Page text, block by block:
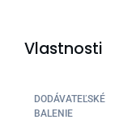
Vlastnosti
DODÁVATEĽSKÉ
BALENIE